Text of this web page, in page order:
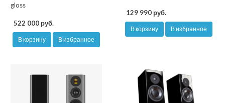
gloss
522 000 руб.
В корзину В избранное
129 990 руб.
В корзину В избранное